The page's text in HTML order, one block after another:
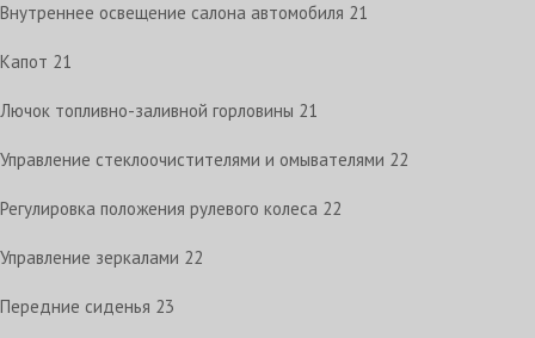
Внутреннее освещение салона автомобиля 21
Капот 21
Лючок топливно-заливной горловины 21
Управление стеклоочистителями и омывателями 22
Регулировка положения рулевого колеса 22
Управление зеркалами 22
Передние сиденья 23